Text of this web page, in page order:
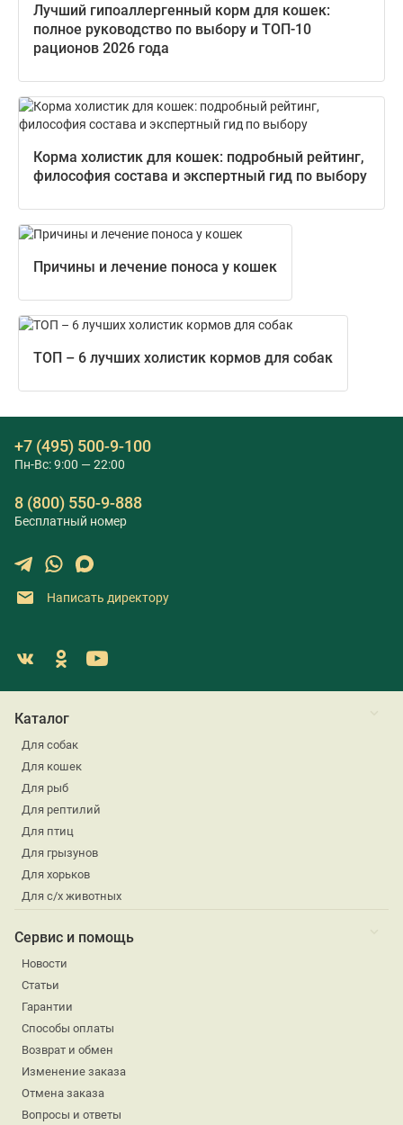
Лучший гипоаллергенный корм для кошек:
полное руководство по выбору и ТОП-10
рационов 2026 года
Корма холистик для кошек: подробный рейтинг,
философия состава и экспертный гид по выбору
Причины и лечение поноса у кошек
ТОП – 6 лучших холистик кормов для собак
+7 (495) 500-9-100
Пн-Вс: 9:00 — 22:00
8 (800) 550-9-888
Бесплатный номер
Написать директору
Каталог
Для собак
Для кошек
Для рыб
Для рептилий
Для птиц
Для грызунов
Для хорьков
Для с/х животных
Сервис и помощь
Новости
Статьи
Гарантии
Способы оплаты
Возврат и обмен
Изменение заказа
Отмена заказа
Вопросы и ответы